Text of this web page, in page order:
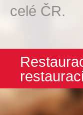
celé ČR.
restauraci